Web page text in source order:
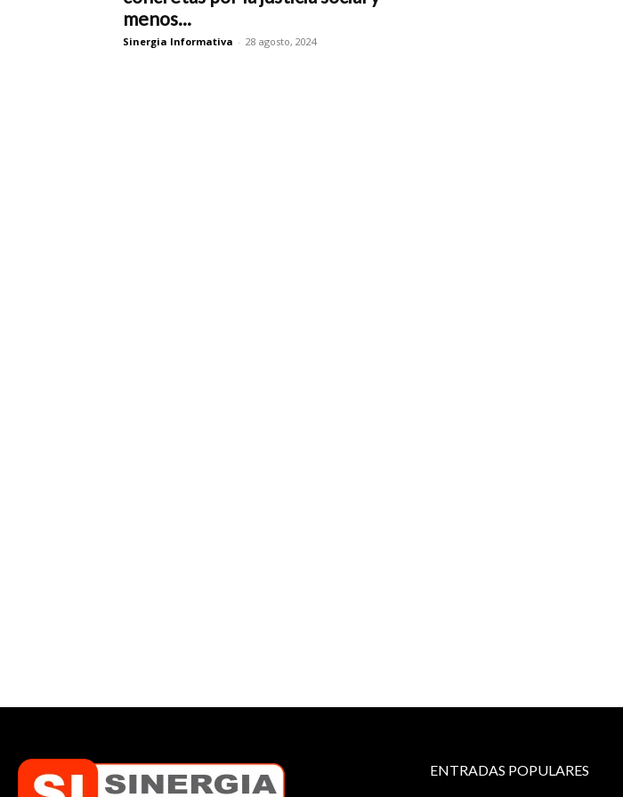
menos...
Sinergia Informativa - 28 agosto, 2024
ENTRADAS POPULARES